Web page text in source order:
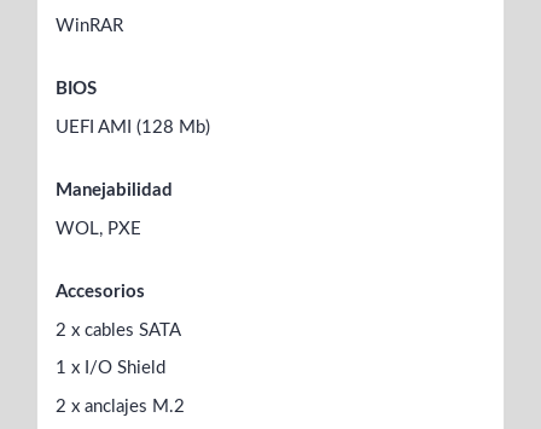
WinRAR
BIOS
UEFI AMI (128 Mb)
Manejabilidad
WOL, PXE
Accesorios
2 x cables SATA
1 x I/O Shield
2 x anclajes M.2